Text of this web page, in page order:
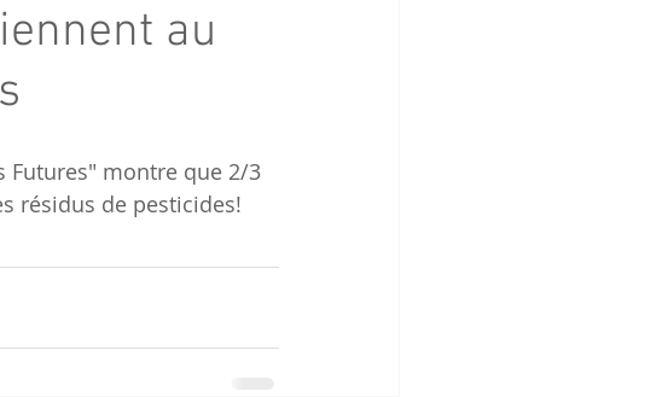
au
Futures" montre que 2/3
résidus de pesticides!